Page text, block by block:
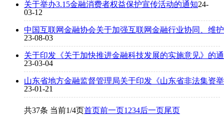
关于举办3.15金融消费者权益保护宣传活动的通知24-
03-12
中国互联网金融协会关于加强互联网金融行业协同、维
23-08-03
关于印发《关于加快推进金融科技发展的实施意见》的
23-03-04
山东省地方金融监督管理局关于印发《山东省非法集资
23-01-21
共37条 当前1/4页首页前一页1 234后一页尾页